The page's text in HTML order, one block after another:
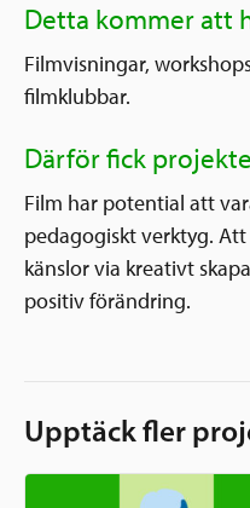
Detta kommer att
Filmvisningar,
filmklubbar.
Därför fick
Film har potential att
pedagogiskt verktyg.
känslor via kreativt
positiv förändring.
Upptäck fler